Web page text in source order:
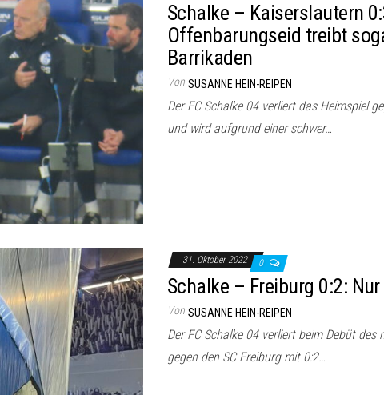
Schalke – Kaiserslautern
Offenbarungseid treibt
Barrikaden
Von SUSANNE HEIN-REIPEN
Der FC Schalke 04 verliert das Heimspiel
und wird aufgrund einer schwer…
31. Oktober 2022 0
Schalke – Freiburg 0:2:
Von SUSANNE HEIN-REIPEN
Der FC Schalke 04 verliert beim Debüt
gegen den SC Freiburg mit 0:2…